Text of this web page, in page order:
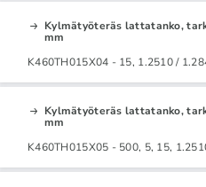
Kylmätyöteräs lattatanko,
mm
K460TH015X04 - 15, 1.2510 /
Kylmätyöteräs lattatanko,
mm
K460TH015X05 - 500, 5, 15,